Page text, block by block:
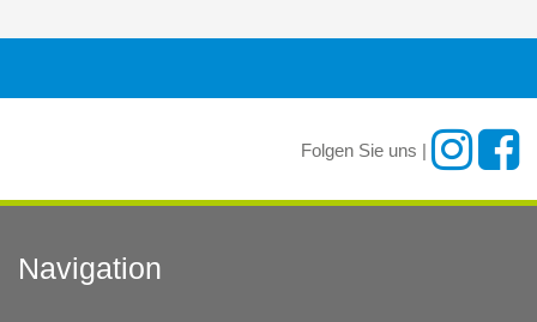
Folgen Sie uns |
Navigation